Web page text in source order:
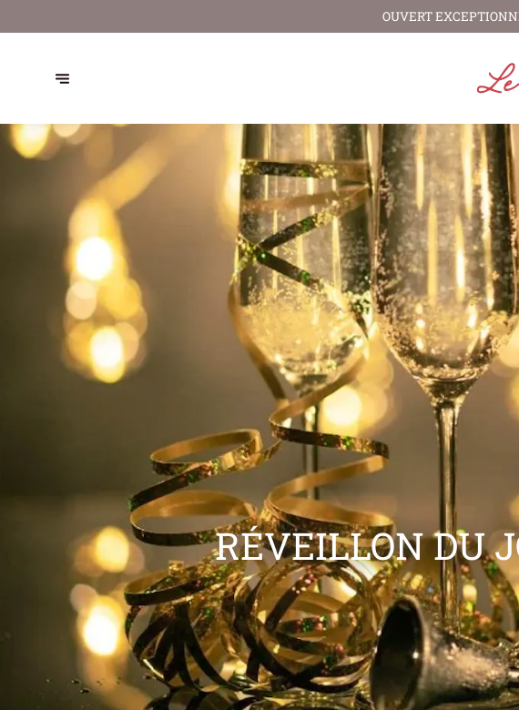
NOUS VENONS D'ÊTRE
RÉVEILLON DU